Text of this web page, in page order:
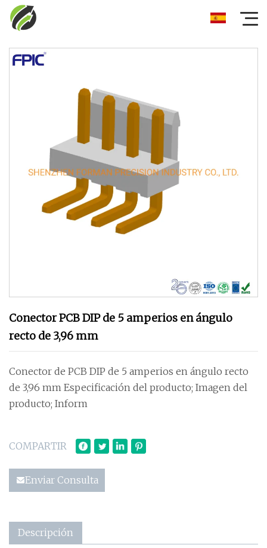
Conector PCB DIP de 5 amperios en ángulo
recto de 3,96 mm
Conector de PCB DIP de 5 amperios en ángulo recto
de 3,96 mm Especificación del producto; Imagen del
producto; Inform
COMPARTIR
Enviar Consulta
Descripción